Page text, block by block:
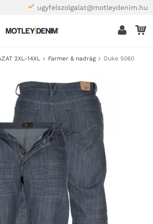
ugyfelszolgalat@motleydenim.hu
2XL-14XL Farmer & nadrág Duke 5060